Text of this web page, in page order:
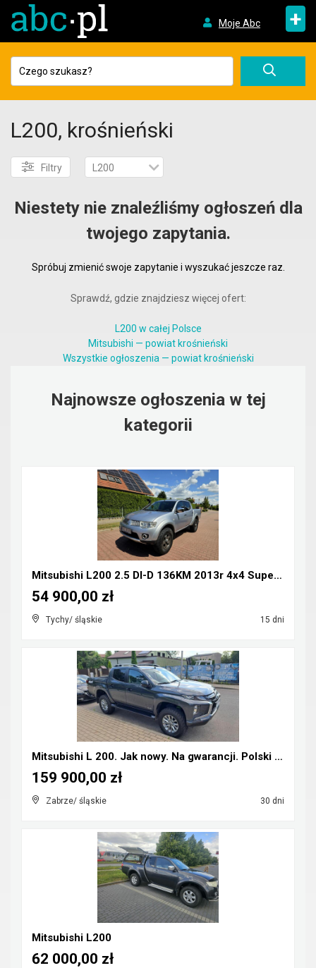
Moje Abc +
L200, krośnieński
Filtry L200
Niestety nie znaleźliśmy ogłoszeń dla
twojego zapytania.
Spróbuj zmienić swoje zapytanie i wyszukać jeszcze raz.
Sprawdź, gdzie znajdziesz więcej ofert:
L200 w całej Polsce
Mitsubishi — powiat krośnieński
Wszystkie ogłoszenia — powiat krośnieński
Najnowsze ogłoszenia w tej
kategorii
Mitsubishi L200 2.5 DI-D 136KM 2013r 4x4 Super Sel...
Tychy/ śląskie 15 dni
54 900,00 zł
Mitsubishi L 200. Jak nowy. Na gwarancji. Polski s...
Zabrze/ śląskie 30 dni
159 900,00 zł
Mitsubishi L200
62 000,00 zł